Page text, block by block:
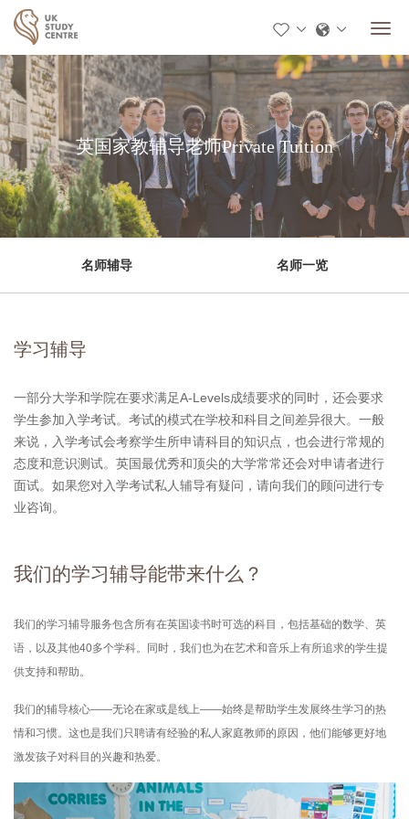
英国家教辅导老师Private Tuition
名师辅导 名师一览
学习辅导
一部分大学和学院在要求满足A-Levels成绩要求的同时，还会要求
学生参加入学考试。考试的模式在学校和科目之间差异很大。一般
来说，入学考试会考察学生所申请科目的知识点，也会进行常规的
态度和意识测试。英国最优秀和顶尖的大学常常还会对申请者进行
面试。如果您对入学考试私人辅导有疑问，请向我们的顾问进行专
业咨询。
我们的学习辅导能带来什么？
我们的学习辅导服务包含所有在英国读书时可选的科目，包括基础的数学、英
语，以及其他40多个学科。同时，我们也为在艺术和音乐上有所追求的学生提
供支持和帮助。
我们的辅导核心——无论在家或是线上——始终是帮助学生发展终生学习的热
情和习惯。这也是我们只聘请有经验的私人家庭教师的原因，他们能够更好地
激发孩子对科目的兴趣和热爱。